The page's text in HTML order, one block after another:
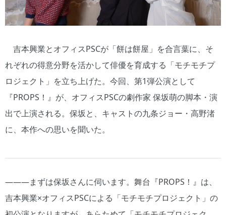
吉本興業とオフィスPSCが「餅は餅屋」を合言葉に、そ
れぞれの得意分野を活かして俳優を育成する「モチモチプ
ロジェクト」を立ち上げた。今回、第1弾公演として
『PROPS！』が、オフィスPSCの劇作家 保坂萌の脚本・演
出で上演される。保坂と、キャストの九条ジョー・高野渚
に、本作への思いを聞いた。
―――まずは保坂さんに伺います。舞台『PROPS！』は、
吉本興業×オフィスPSCによる「モチモチプロジェクト」の